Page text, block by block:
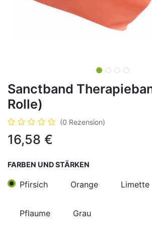
Sanctband
Rolle)
(0 Rezension)
16,58 €
FARBEN UND STÄRKEN
Pfirsich Orange Limette
Pflaume Grau